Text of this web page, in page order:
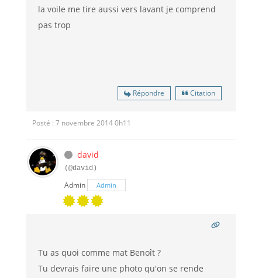
la voile me tire aussi vers lavant je comprend
pas trop
Répondre Citation
Posté : 7 novembre 2014 0h11
david
(@david)
Admin Admin
Tu as quoi comme mat Benoît ?
Tu devrais faire une photo qu'on se rende